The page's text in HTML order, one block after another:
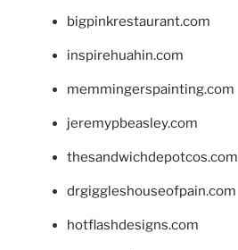
bigpinkrestaurant.com
inspirehuahin.com
memmingerspainting.com
jeremypbeasley.com
thesandwichdepotcos.com
drgiggleshouseofpain.com
hotflashdesigns.com